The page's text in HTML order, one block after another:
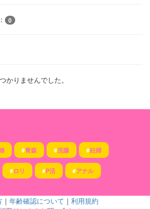
0
かりませんでした。
#青森 #浣腸 #妊婦
#ロリ #P活 #アナル
｜ 年齢確認について ｜ 利用規約